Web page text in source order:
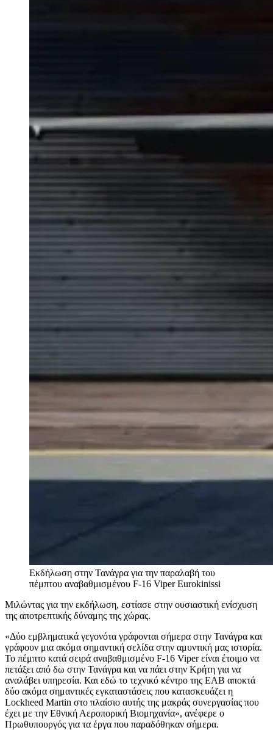
Εκδήλωση στην Τανάγρα για την παραλαβή του
πέμπτου αναβαθμισμένου F-16 Viper Eurokinissi
Μιλώντας για την εκδήλωση, εστίασε στην ουσιαστική ενίσχυση
της αποτρεπτικής δύναμης της χώρας.
«Δύο εμβληματικά γεγονότα γράφονται σήμερα στην Τανάγρα και
γράφουν μια ακόμα σημαντική σελίδα στην αμυντική μας ιστορία.
Το πέμπτο κατά σειρά αναβαθμισμένο F-16 Viper είναι έτοιμο να
πετάξει από δω στην Τανάγρα και να πάει στην Κρήτη για να
αναλάβει υπηρεσία. Και εδώ το τεχνικό κέντρο της ΕΑΒ αποκτά
δύο ακόμα σημαντικές εγκαταστάσεις που κατασκευάζει η
Lockheed Martin στο πλαίσιο αυτής της μακράς συνεργασίας που
έχει με την Εθνική Αεροπορική Βιομηχανία», ανέφερε ο
Πρωθυπουργός για τα έργα που παραδόθηκαν σήμερα.